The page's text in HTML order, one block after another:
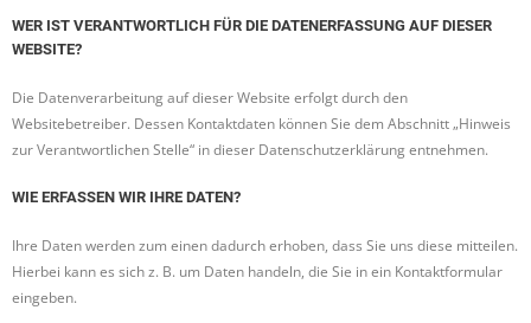
WER IST VERANTWORTLICH FÜR DIE DATENERFASSUNG AUF DIESER
WEBSITE?
Die Datenverarbeitung auf dieser Website erfolgt durch den
Websitebetreiber. Dessen Kontaktdaten können Sie dem Abschnitt „Hinweis
zur Verantwortlichen Stelle“ in dieser Datenschutzerklärung entnehmen.
WIE ERFASSEN WIR IHRE DATEN?
Ihre Daten werden zum einen dadurch erhoben, dass Sie uns diese mitteilen.
Hierbei kann es sich z. B. um Daten handeln, die Sie in ein Kontaktformular
eingeben.